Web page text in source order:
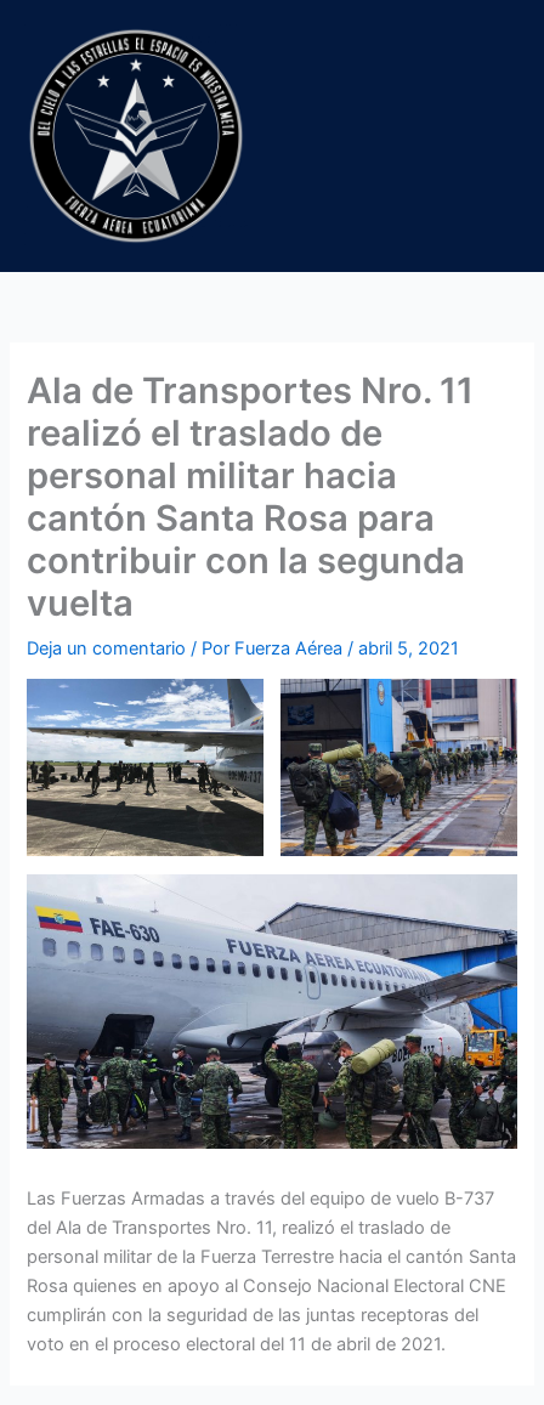
contenido
Ala de Transportes Nro. 11
realizó el traslado de
personal militar hacia
cantón Santa Rosa para
contribuir con la segunda
vuelta
Deja un comentario / Por Fuerza Aérea/abril 5, 2021
Las Fuerzas Armadas a través del equipo de vuelo B-737
del Ala de Transportes Nro. 11, realizó el traslado de
personal militar de la Fuerza Terrestre hacia el cantón Santa
Rosa quienes en apoyo al Consejo Nacional Electoral CNE
cumplirán con la seguridad de las juntas receptoras del
voto en el proceso electoral del 11 de abril de 2021.